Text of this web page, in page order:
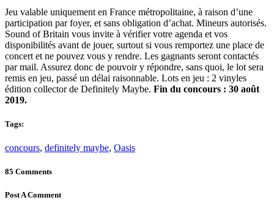
Jeu valable uniquement en France métropolitaine, à raison d’une
participation par foyer, et sans obligation d’achat. Mineurs autorisés.
Sound of Britain vous invite à vérifier votre agenda et vos
disponibilités avant de jouer, surtout si vous remportez une place de
concert et ne pouvez vous y rendre. Les gagnants seront contactés
par mail. Assurez donc de pouvoir y répondre, sans quoi, le lot sera
remis en jeu, passé un délai raisonnable. Lots en jeu : 2 vinyles
édition collector de Definitely Maybe. Fin du concours : 30 août
2019.
Tags:
concours, definitely maybe, Oasis
85 Comments
Post A Comment